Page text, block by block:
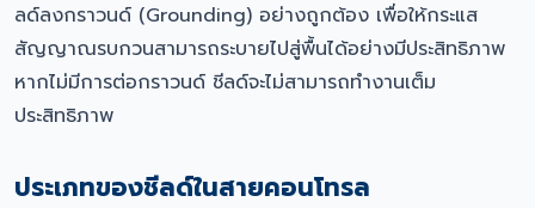
ลด์ลงกราวนด์ (Grounding) อย่างถูกต้อง เพื่อให้กระแส
สัญญาณรบกวนสามารถระบายไปสู่พื้นได้อย่างมีประสิทธิภาพ
หากไม่มีการต่อกราวนด์ ชีลด์จะไม่สามารถทำงานเต็ม
ประสิทธิภาพ
ประเภทของชีลด์ในสายคอนโทรล